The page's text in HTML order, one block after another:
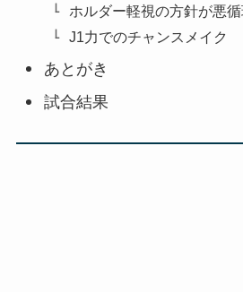
ホルダー軽視の方針が悪
J1力でのチャンスメイク
あとがき
試合結果